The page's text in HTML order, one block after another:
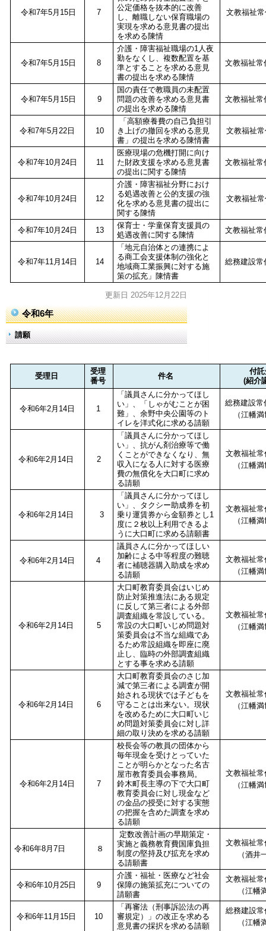
令和7年5月15日 7
公定価格を抜本的に改善
し、離職しない保育職場の
実現を求める意見書の提出
を求める陳情
文教福祉
令和7年5月15日 8
介護・障害福祉職場の1人夜
勤をなくし、複数配置を基
準とすることを求める意見
書の提出を求める陳情
文教福祉
令和7年5月15日 9
国の責任で教職員の未配置
問題の改善を求める意見書
の提出を求める陳情
文教福祉
令和7年5月22日 10
「高額療養費の自己負担引
き上げの撤回を求める意見
書」の提出を求める陳情書
文教福祉
令和7年10月24日 11
医療現場の危機打開に向け
た財政支援を求める意見書
の提出に関する陳情
文教福祉
令和7年10月24日 12
介護・障害福祉分野におけ
る処遇改善と公的支援の強
化を求める意見書の提出に
関する陳情
文教福祉
令和7年10月24日 13
保育士・学童保育支援員の
処遇改善に関する陳情
文教福祉
令和7年11月14日 14
「地元自治体との連携によ
る商工会支援体制の強化と
地域商工業振興に対する施
策の拡充」陳情書
総務建設
更新日 2025年12月22日
令和6年
請願
受理日
受理
番号
件名
付
(紹介
令和6年2月14日 1
「議員さんに分かってほし
い」、「しゃがむことが困
難」、余野中央公園等のト
イレを洋式化に求める請願
総務建設常
（江幡
令和6年2月14日 2
「議員さんに分かってほし
い」、抗がん剤治療等で働
くことができなくなり、無
収入になる人に対する医療
費の無償化を大口町に求め
る請願
文教福祉
（江幡
令和6年2月14日 3
「議員さんに分かってほし
い」、タクシー助成券を初
乗り運賃券から金額券とし1
度に２枚以上利用できるよ
うに大口町に求める請願書
文教福祉
（江幡
令和6年2月14日 4
議員さんに分かってほしい
加齢による中等程度の難聴
者に補聴器購入助成を求め
る請願
文教福祉
（江幡
令和6年2月14日 5
大口町教育委員会はいじめ
防止対策推進法にある規定
に反して第三者による外部
調査組織を常設している。
常設の大口町いじめ問題対
策委員会は不当な組織であ
るため常設組織を即座に廃
止し、臨時の外部調査組織
とする事を求める請願
文教福祉
（江幡
令和6年2月14日 6
大口町教育委員会のさじ加
減で第三者による調査が開
始される現状では子どもを
守ることは出来ない。現状
を改めるために大口町いじ
め問題対策委員会に対し詳
細の取り決めを求める請願
文教福祉
（江幡
令和6年2月14日 7
校長会等の教員の団体から
毎年現金を受けとっていた
ことが明らかとなった名古
屋市教育委員会事務局。
鈴木町長主導の下で大口町
教育委員会に対し現金など
の金品の授受に対する実態
の把握を含めた調査を求め
る請願
文教福祉
（江幡
令和6年8月7日 ８
定数改善計画の早期策定・
実施と義務教育費国庫負担
制度の堅持及び拡充を求め
る請願書
文教福祉
（酒井
令和6年10月25日 9
介護・福祉・医療など社会
保障の施策拡充についての
請願書
文教福祉
（江幡
令和6年11月15日 10
「再審法（刑事訴訟法の再
審規定）」の改正を求める
意見書の採択を求める請願
総務建設
（江幡